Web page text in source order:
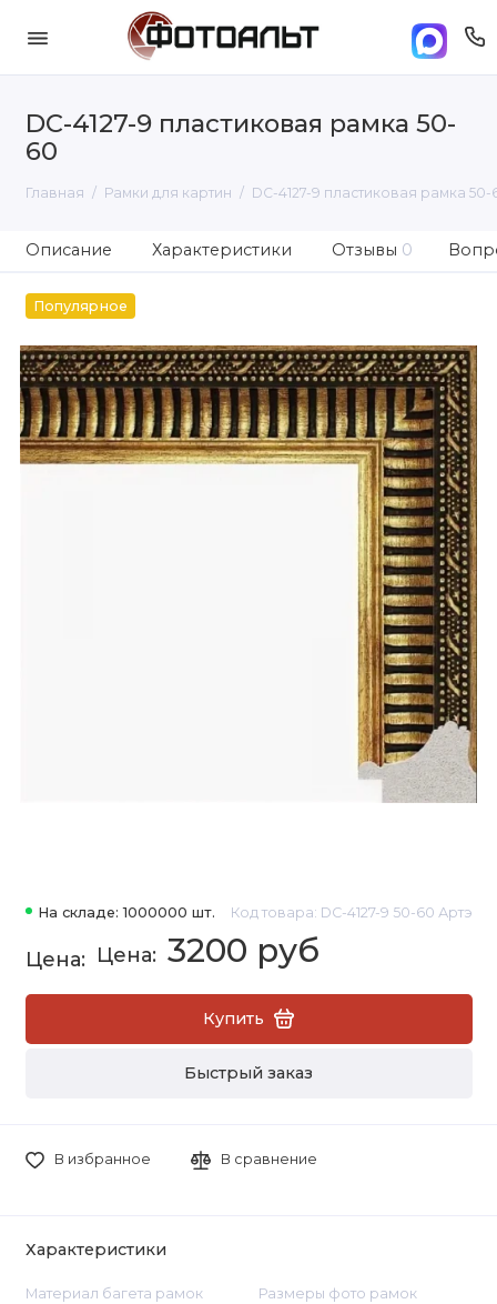
DC-4127-9 пластиковая рамка 50-
60
Главная Рамки для картин DC-4127-9 пластиковая рамка 50-
Описание Характеристики Отзывы 0
Популярное
На складе: 1000000 шт. Код товара: DC-4127-9 50-60 Артэ
3200 руб
Купить
Быстрый заказ
В избранное В сравнение
Характеристики
Материал багета рамок Размеры фото рамок